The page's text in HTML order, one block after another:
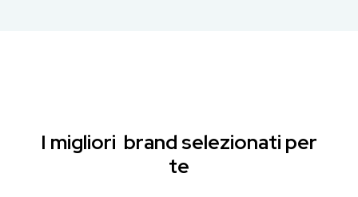
I migliori brand selezionati per
te